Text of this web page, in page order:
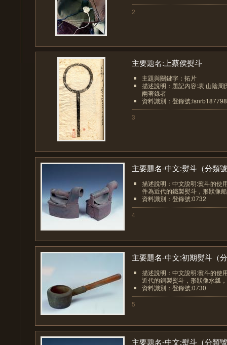
2
主要題名:上蔡侯熨斗
主題與關鍵字：拓片
描述說明：題記內容:表 山陰
兩著錄者
資料識別：登錄號
3
主要題名-中文:熨斗（分類
描述說明：中文說明:熨斗的使
件為近代的鐵製熨斗，形狀像
資料識別：登錄號:0732
4
主要題名-中文:初期熨斗（
描述說明：中文說明:熨斗的使
近代的銅製熨斗，形狀像水瓢
資料識別：登錄號:0730
5
主要題名-中文:熨斗（分類